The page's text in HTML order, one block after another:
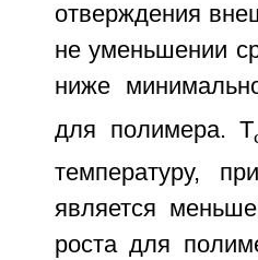
отверждения
не уменьшении
ниже
для полимера. T
температуру,
является
роста для